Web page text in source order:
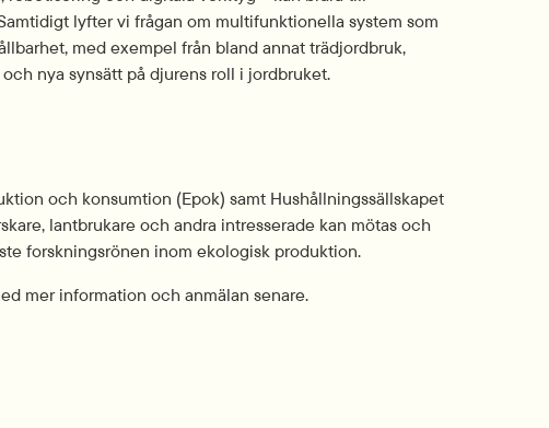
lyfter vi frågan om multifunktionella system som
med exempel från bland annat trädjordbruk,
nya synsätt på djurens roll i jordbruket.
och konsumtion (Epok) samt Hushållningssällskapet
lantbrukare och andra intresserade kan mötas och
forskningsrönen inom ekologisk produktion.
mer information och anmälan senare.